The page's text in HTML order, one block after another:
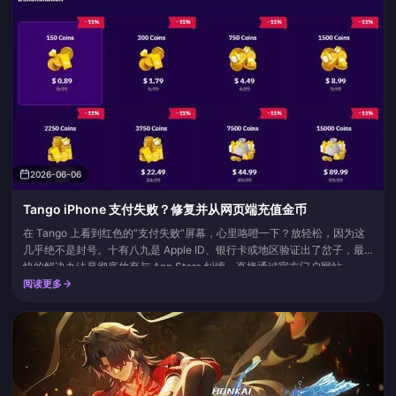
2026-06-06
Tango iPhone 支付失败？修复并从网页端充值金币
在 Tango 上看到红色的“支付失败”屏幕，心里咯噔一下？放轻松，因为这
几乎绝不是封号。十有八九是 Apple ID、银行卡或地区验证出了岔子，最
快的解决办法是彻底放弃与 App Store 纠缠，直接通过官方门户网站
tango.me 购买金币。同一个账号，同一个余额。而且通常更便宜，因为网
充值最高可获得 40...
阅读更多